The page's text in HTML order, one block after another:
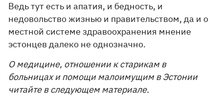
Ведь тут есть и апатия, и бедность, и
недовольство жизнью и правительством, да и о
местной системе здравоохранения мнение
эстонцев далеко не однозначно.
О медицине, отношении к старикам в
больницах и помощи малоимущим в Эстонии
читайте в следующем материале.